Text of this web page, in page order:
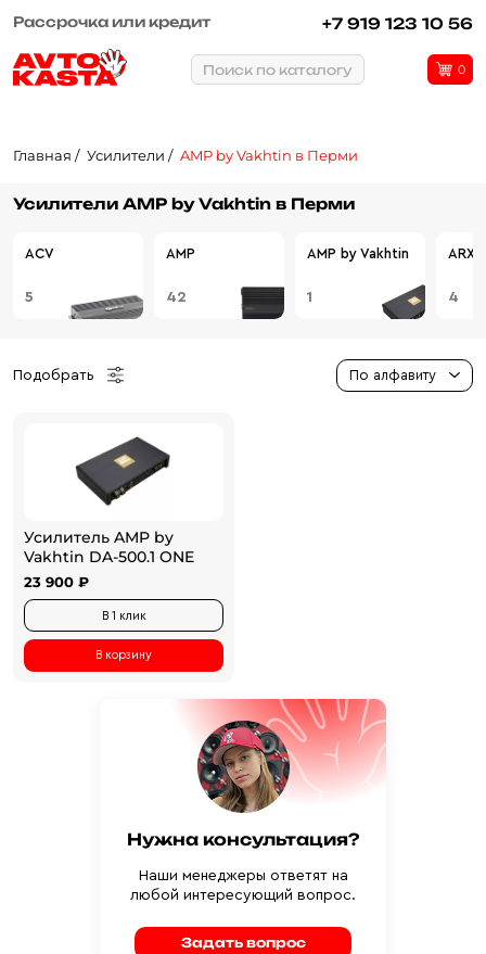
Рассрочка или кредит +7 919 123 10 56
Поиск по каталогу 0
Главная Усилители AMP by Vakhtin в Перми
Усилители AMP by Vakhtin в Перми
ACV
5
AMP
42
AMP by Vakhtin
1 4
Подобрать По алфавиту
Усилитель AMP by
Vakhtin DA-500.1 ONE
23 900 ₽
В 1 клик
В корзину
Нужна консультация?
Наши менеджеры ответят на
любой интересующий вопрос.
Задать вопрос